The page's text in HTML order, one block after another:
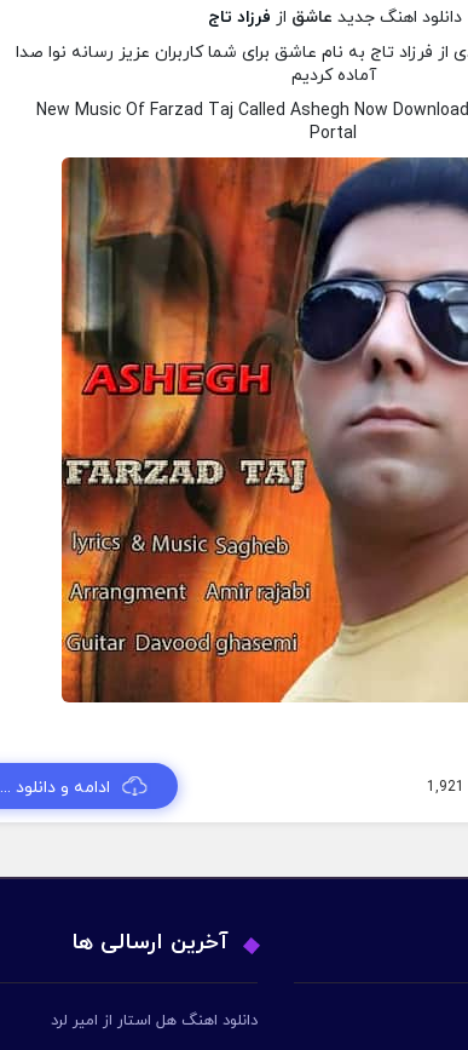
دانلود اهنگ جدید عاشق از فرزاد تاج
فرزاد تاج به نام عاشق برای شما کاربران عزیز رسانه نوا صدا
آماده کردیم
New Music Of Farzad Taj Called Ashegh Now
Portal
1,921 ادامه و دانلود ...
آخرین ارسالی ها
دانلود اهنگ هل استار از امیر لرد